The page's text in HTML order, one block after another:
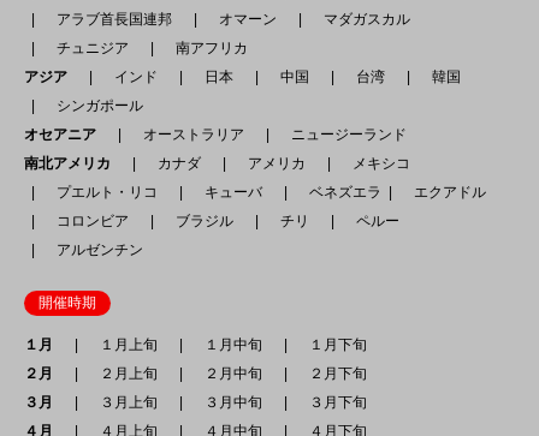
アラブ首長国連邦
オマーン
マダガスカル
チュニジア
南アフリカ
アジア
インド 日本 中国 台湾
韓国
シンガポール
オセアニア
オーストラリア
ニュージーランド
南北アメリカ
カナダ アメリカ
メキシコ
プエルト・リコ
キューバ ベネズエラ
エクアドル
コロンビア
ブラジル チリ
ペルー
アルゼンチン
開催時期
１月 １月上旬 １月中旬
１月下旬
２月
２月上旬 ２月中旬
２月下旬
３月
３月上旬 ３月中旬
３月下旬
４月
４月上旬 ４月中旬
４月下旬